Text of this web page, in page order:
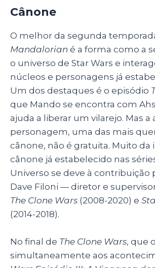
Cânone
O melhor da segunda
Mandalorian é a forma como a
o universo de Star Wars e
núcleos e personagens já
Um dos destaques é o episódio
que Mando se encontra com
ajuda a liberar um vilarejo. Mas a
personagem, uma das mais
cânone, não é gratuita. Muito da
cânone já estabelecido nas
Universo se deve à contribuição
Dave Filoni — diretor e
The Clone Wars (2008-2020) e
(2014-2018).
No final de The Clone Wars, que
simultaneamente aos